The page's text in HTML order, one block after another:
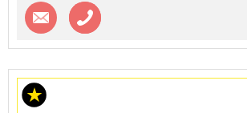
Contacter l'agence